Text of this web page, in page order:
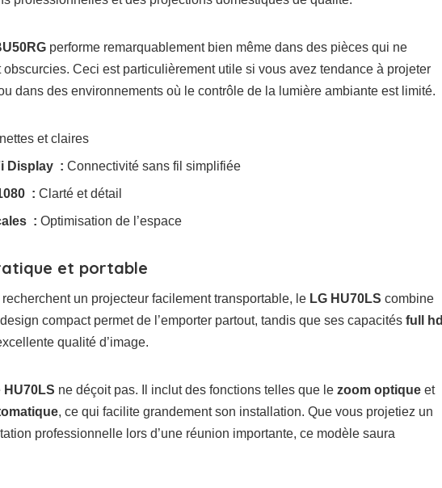
performe remarquablement bien même dans des pièces qui ne
Ceci est particulièrement utile si vous avez tendance à projeter
dans des environnements où le contrôle de la lumière ambiante est limité.
et claires
Display : Connectivité sans fil simplifiée
: Clarté et détail
: Optimisation de l’espace
et portable
un projecteur facilement transportable, le LG HU70LS combine
compact permet de l’emporter partout, tandis que ses capacités full hd
qualité d’image.
HU70LS ne déçoit pas. Il inclut des fonctions telles que le zoom optique et
, ce qui facilite grandement son installation. Que vous projetiez un
professionnelle lors d’une réunion importante, ce modèle saura